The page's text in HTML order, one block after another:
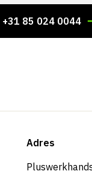
024 0044
Adres